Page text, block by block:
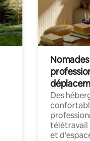
Des
télétravail
et